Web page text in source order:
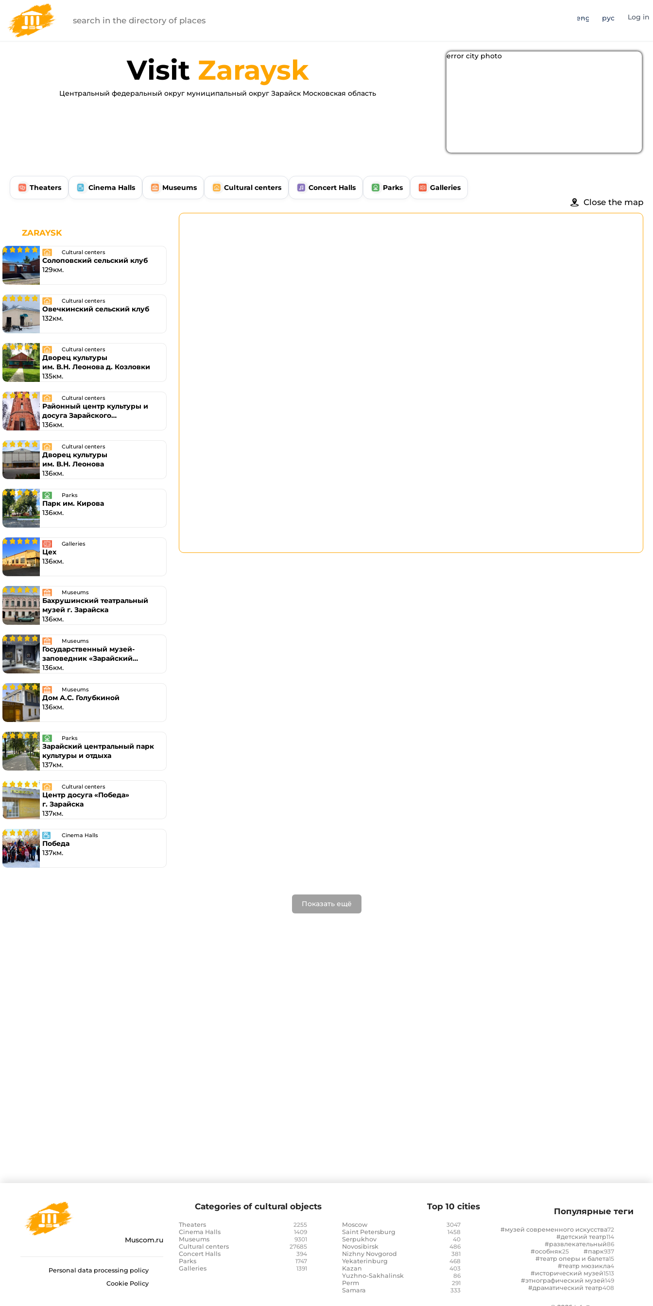
eng рус Log in
Visit Zaraysk
Центральный федеральный округ муниципальный округ Зарайск Московская область
error city photo
Close the map
Theaters Cinema Halls Museums Cultural centers Concert Halls Parks Galleries
ZARAYSK
Cultural centers
Солоповский сельский клуб
129км.
Cultural centers
Овечкинский сельский клуб
132км.
Cultural centers
Дворец культуры
им. В.Н. Леонова д. Козловки
135км.
Cultural centers
Районный центр культуры и
досуга Зарайского
муниципального района
136км.
Cultural centers
Дворец культуры
им. В.Н. Леонова
136км.
Parks
Парк им. Кирова
136км.
Galleries
Цех
136км.
Museums
Бахрушинский театральный
музей г. Зарайска
136км.
Museums
Государственный музей-
заповедник «Зарайский
кремль»
136км.
Museums
Дом А.С. Голубкиной
136км.
Parks
Зарайский центральный парк
культуры и отдыха
137км.
Cultural centers
Центр досуга «Победа»
г. Зарайска
137км.
Cinema Halls
Победа
137км.
Показать ещё
Muscom.ru
Personal data processing policy
Cookie Policy
Categories of cultural objects
Theaters
2255
Cinema Halls
1409
Museums
9301
Cultural centers
27685
Concert Halls
394
Parks
1747
Galleries
1391
Top 10 cities
Moscow
3047
Saint Petersburg
1458
Serpukhov
40
Novosibirsk
486
Nizhny Novgorod
381
Yekaterinburg
468
Kazan
403
Yuzhno-Sakhalinsk
86
Perm
291
Samara
333
Популярные теги
#музей современного искусства72
#детский театр114
#развлекательный86
#особняк25 #парк937
#театр оперы и балета15
#театр мюзикла4
#исторический музей1513
#этнографический музей149
#драматический театр408